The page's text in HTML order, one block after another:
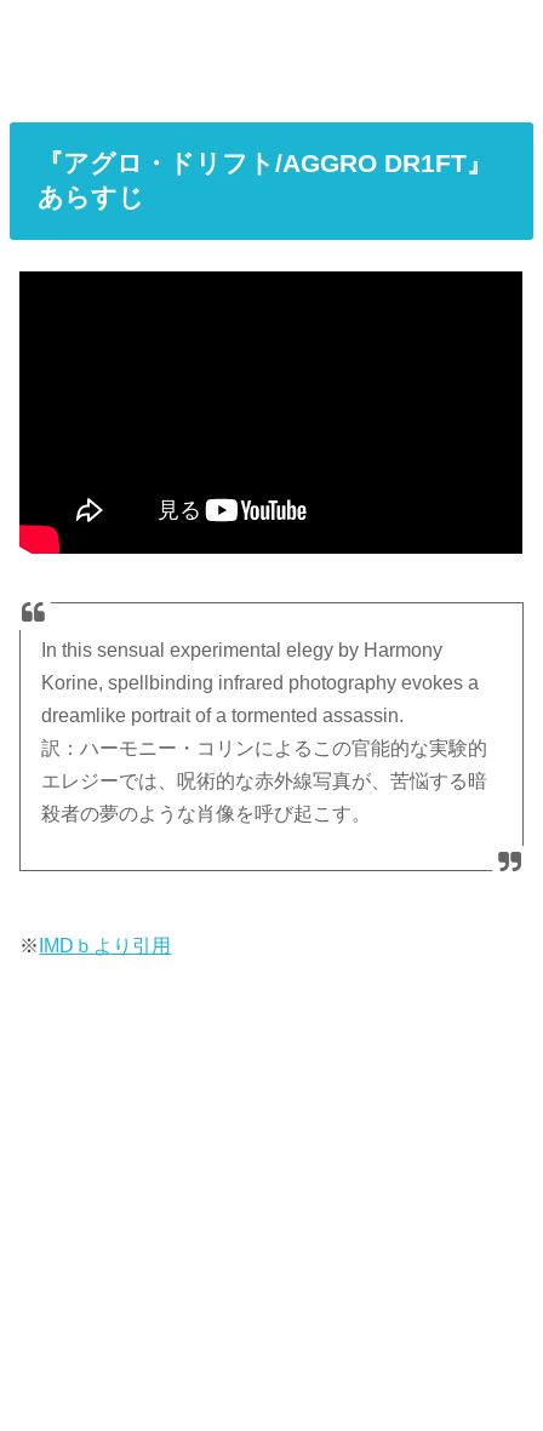
『アグロ・ドリフト/AGGRO DR1FT』
あらすじ
In this sensual experimental elegy by Harmony
Korine, spellbinding infrared photography evokes a
dreamlike portrait of a tormented assassin.
訳：ハーモニー・コリンによるこの官能的な実験的
エレジーでは、呪術的な赤外線写真が、苦悩する暗
殺者の夢のような肖像を呼び起こす。
※IMDｂより引用